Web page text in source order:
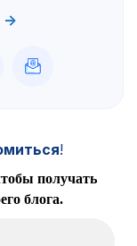
→
!
получать
блога.